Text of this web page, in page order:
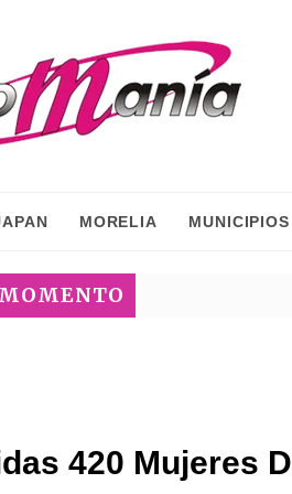
MORELIA MUNICIPIOS
420 Mujeres